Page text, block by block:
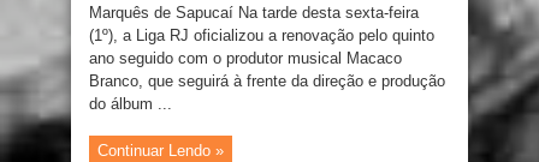
Marquês de Sapucaí Na tarde desta sexta-feira
(1º), a Liga RJ oficializou a renovação pelo quinto
ano seguido com o produtor musical Macaco
Branco, que seguirá à frente da direção e produção
do álbum ...
Continuar Lendo »